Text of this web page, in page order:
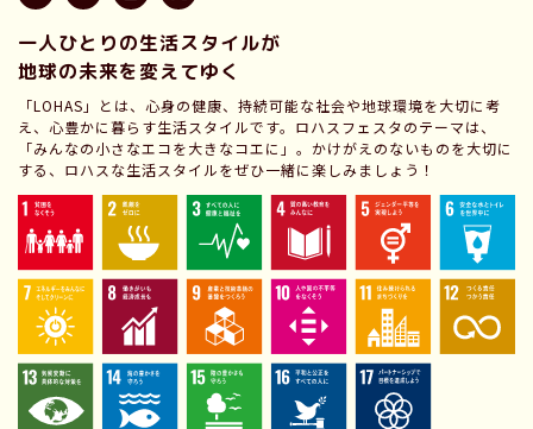
一人ひとりの生活スタイルが
地球の未来を変えてゆく
「LOHAS」とは、心身の健康、持続可能な社会や地球環境を大切に考
え、心豊かに暮らす生活スタイルです。ロハスフェスタのテーマは、
「みんなの小さなエコを大きなコエに」。かけがえのないものを大切に
する、ロハスな生活スタイルをぜひ一緒に楽しみましょう！